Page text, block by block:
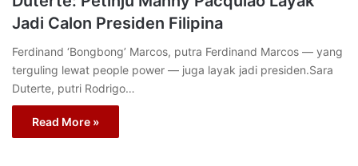
Jadi Calon Presiden Filipina
Ferdinand ‘Bongbong’ Marcos, putra Ferdinand Marcos — yang
terguling lewat people power — juga layak jadi presiden.Sara
Duterte, putri Rodrigo…
Read More »